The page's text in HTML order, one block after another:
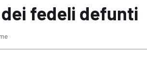
fedeli defunti